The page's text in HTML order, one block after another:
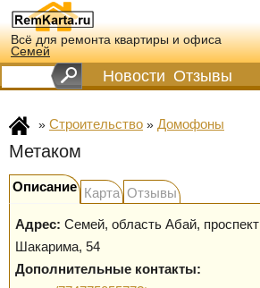
Всё для ремонта квартиры и офиса
Семей
Новости Отзывы
» Строительство » Домофоны
Метаком
Описание Карта Отзывы
Адрес: Семей, область Абай, проспект
Шакарима, 54
Дополнительные контакты: